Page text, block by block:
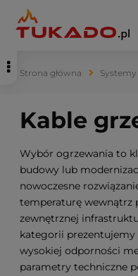
Strona główna
Wybór ogrzewania to
budowy lub
nowoczesne
temperaturę wewnątrz
zewnętrznej
kategorii prezentujemy
wysokiej odporności
parametry techniczne